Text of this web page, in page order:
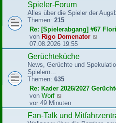
r
g
e
s
e
r
B
e
i
t
g
Spieler-Forum
Alles über die Spieler der
Themen: 215
Re: [Spielerabgang] #67
von Rigo Domenator
u
s
r
i
t
07.08.2026 19:55
Gerüchteküche
News, Gerüchte und
Spielern...
Themen: 635
Re: Kader 2026/2027
von Worf
e
u
e
vor 49 Minuten
Fan-Talk und